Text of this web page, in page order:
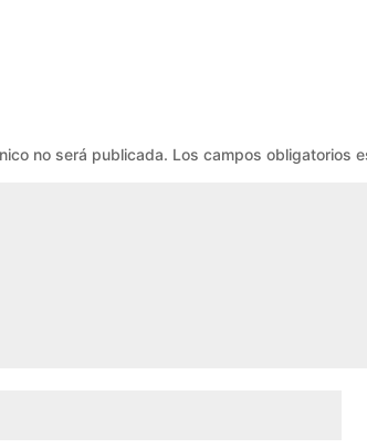
no será publicada. Los campos obligatorios